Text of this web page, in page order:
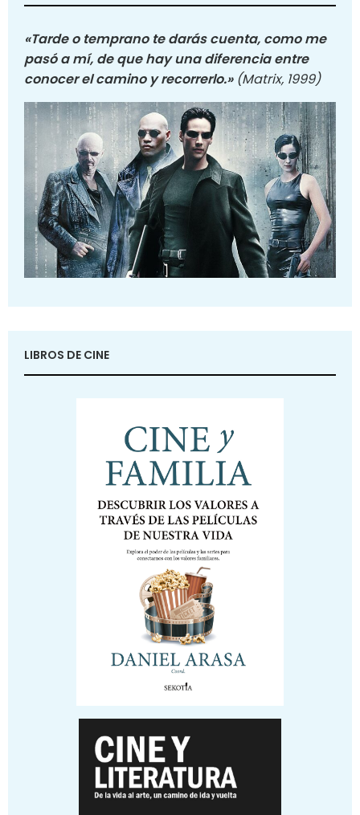
«Tarde o temprano te darás cuenta, como me
pasó a mí, de que hay una diferencia entre
conocer el camino y recorrerlo.» (Matrix, 1999)
LIBROS DE CINE